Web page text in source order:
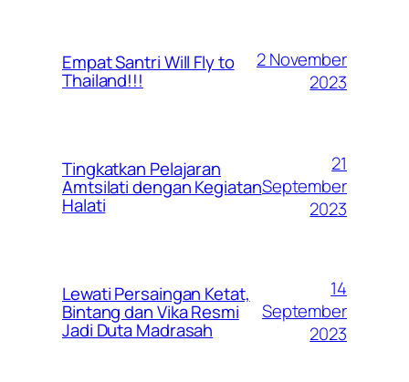
Empat Santri Will Fly to
Thailand!!!
2 November
2023
Tingkatkan Pelajaran
Amtsilati dengan Kegiatan
Halati
21
September
2023
Lewati Persaingan Ketat,
Bintang dan Vika Resmi
Jadi Duta Madrasah
14
September
2023